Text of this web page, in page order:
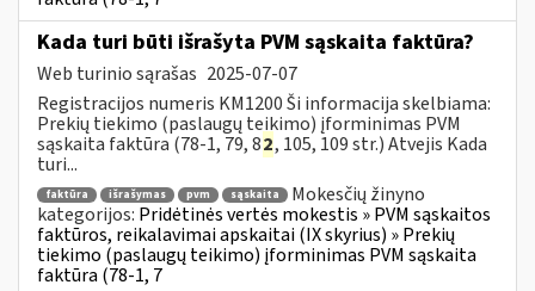
Kada turi būti išrašyta PVM sąskaita faktūra?
Web turinio sąrašas 2025-07-07
Registracijos numeris KM1200 Ši informacija skelbiama:
Prekių tiekimo (paslaugų teikimo) įforminimas PVM
sąskaita faktūra (78-1, 79, 82, 105, 109 str.) Atvejis Kada
turi...
faktūra išrašymas pvm sąskaita
Mokesčių žinyno
kategorijos: Pridėtinės vertės mokestis » PVM sąskaitos
faktūros, reikalavimai apskaitai (IX skyrius) » Prekių
tiekimo (paslaugų teikimo) įforminimas PVM sąskaita
faktūra (78-1, 7